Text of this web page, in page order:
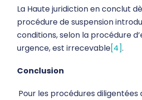
La Haute juridiction en conclut
procédure de suspension
conditions, selon la procédure
urgence, est irrecevable[4].
Conclusion
Pour les procédures diligentées